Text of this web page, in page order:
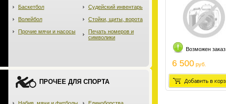
Баскетбол
Волейбол
Прочие мячи и насосы
Судейский инвентарь
Стойки, щиты, ворота
Печать номеров и
символики
ПРОЧЕЕ ДЛЯ СПОРТА
Возможен заказ
6 500 руб.